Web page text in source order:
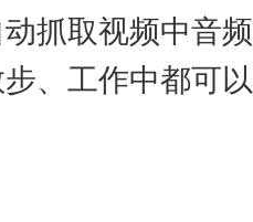
取视频中音频
、工作中都可